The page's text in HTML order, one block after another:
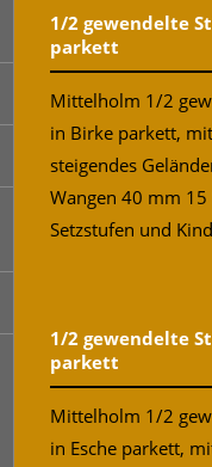
1/2 gewendelte
parkett
Mittelholm 1/2
in Birke parkett,
steigendes
Wangen 40 mm
Setzstufen und
1/2 gewendelte
parkett
Mittelholm 1/2
in Esche parkett,